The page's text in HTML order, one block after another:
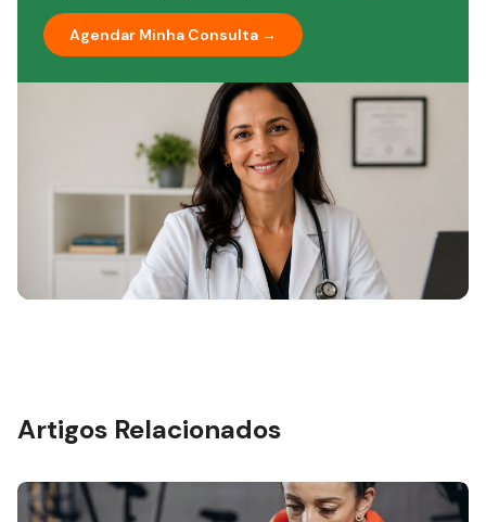
de saúde. Para os médicos, oferecemos
conhecimento, facilidade no dia a dia e tecnologia a
pensada para potencializar os melhores desfechos
baseado em evidências científicas com robustez de
dados para que todos tenham acesso à informação
séria, com a clareza e a responsabilidade de quem
está na linha de frente da saúde no Brasil.
Agendar Minha Consulta →
Artigos Relacionados